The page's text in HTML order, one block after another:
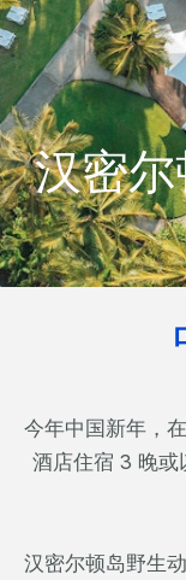
汉密
今年中国新年，
酒店住宿 3 晚或
汉密尔顿岛野生